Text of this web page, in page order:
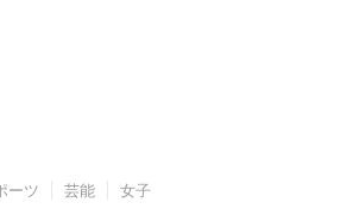
ーツ 芸能 女子